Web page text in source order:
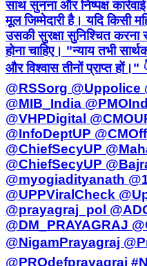
@RSSorg @Uppolice
@MIB_India
@VHPDigital
@InfoDeptUP
@ChiefSecyUP
@ChiefSecyUP
@myogiadityanath
@UPPViralCheck
@prayagraj_pol
@DM_PRAYAGRAJ
@NigamPrayagraj
@PROdefprayagraj
#Prayagraj
#NariShakti
#JusticeForWomen
#LawAndOrder
#PublicInterest